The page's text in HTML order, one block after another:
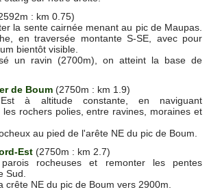
: km 0.75)
la sente cairnée menant au pic de Maupas.
en traversée montante S-SE, avec pour
bientôt visible.
un ravin (2700m), on atteint la base de
de Boum (2750m : km 1.9)
à altitude constante, en naviguant
les rochers polies, entre ravines, moraines et
au pied de l'arête NE du pic de Boum.
Est (2750m : km 2.7)
rocheuses et remonter les pentes
Sud.
crête NE du pic de Boum vers 2900m.